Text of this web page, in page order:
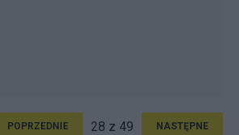
POPRZEDNIE 28 z 49 NASTĘPNE